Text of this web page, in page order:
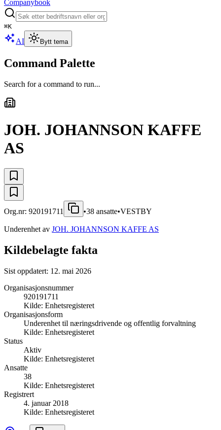
Companybook
⌘K
AI Bytt tema
Command Palette
Search for a command to run...
JOH. JOHANNSON KAFFE
AS
Org.nr: 920191711 •38 ansatte•VESTBY
Underenhet av JOH. JOHANNSON KAFFE AS
Kildebelagte fakta
Sist oppdatert: 12. mai 2026
Organisasjonsnummer
920191711
Kilde: Enhetsregisteret
Organisasjonsform
Underenhet til næringsdrivende og offentlig forvaltning
Kilde: Enhetsregisteret
Status
Aktiv
Kilde: Enhetsregisteret
Ansatte
38
Kilde: Enhetsregisteret
Registrert
4. januar 2018
Kilde: Enhetsregisteret